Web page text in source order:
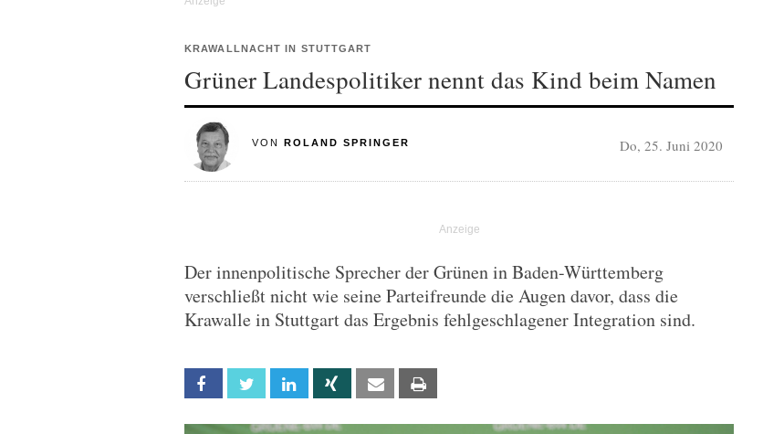
KRAWALLNACHT IN STUTTGART
Grüner Landespolitiker nennt das Kind beim Namen
VON ROLAND SPRINGER Do, 25. Juni 2020
Der innenpolitische Sprecher der Grünen in Baden-Württemberg
verschließt nicht wie seine Parteifreunde die Augen davor, dass die
Krawalle in Stuttgart das Ergebnis fehlgeschlagener Integration sind.
Facebook Twitter Linkedin Xing Email